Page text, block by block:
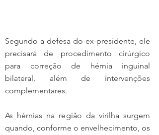
Segundo a defesa do ex-presidente, ele
precisará de procedimento cirúrgico
para correção de hérnia inguinal
bilateral, além de intervenções
complementares.
As hérnias na região da virilha surgem
quando, conforme o envelhecimento, os